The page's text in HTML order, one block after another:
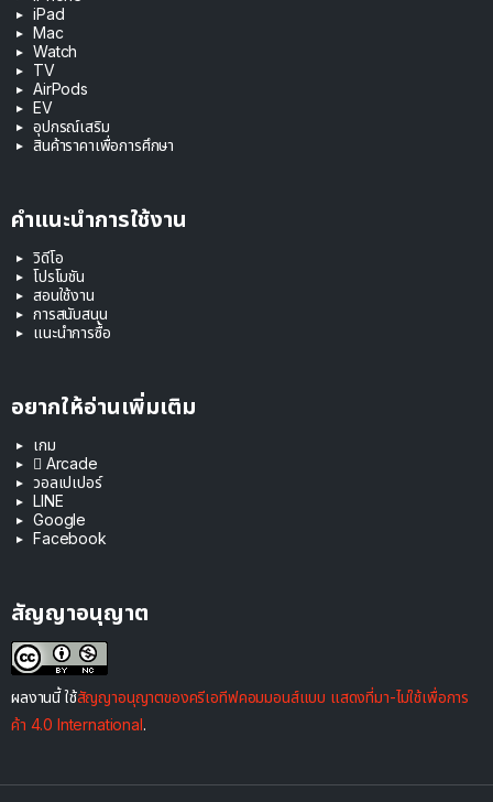
iPad
Mac
Watch
TV
AirPods
EV
อุปกรณ์เสริม
สินค้าราคาเพื่อการศึกษา
คำแนะนำการใช้งาน
วิดีโอ
โปรโมชัน
สอนใช้งาน
การสนับสนุน
แนะนำการซื้อ
อยากให้อ่านเพิ่มเติม
เกม
 Arcade
วอลเปเปอร์
LINE
Google
Facebook
สัญญาอนุญาต
ผลงานนี้ ใช้สัญญาอนุญาตของครีเอทีฟคอมมอนส์แบบ แสดงที่มา-ไม่ใช้เพื่อการ
ค้า 4.0 International.